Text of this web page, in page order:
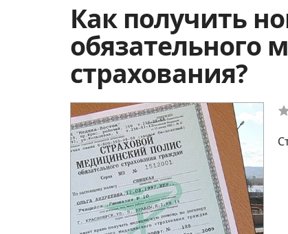
Как получить
обязательного
страхования?